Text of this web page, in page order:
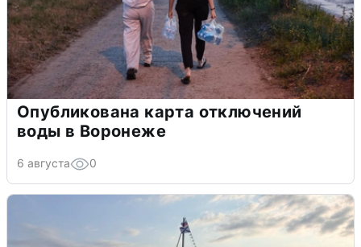
Опубликована карта отключений
воды в Воронеже
6 августа 0